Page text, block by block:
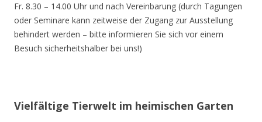
Fr. 8.30 – 14.00 Uhr und nach Vereinbarung (durch Tagungen
oder Seminare kann zeitweise der Zugang zur Ausstellung
behindert werden – bitte informieren Sie sich vor einem
Besuch sicherheitshalber bei uns!)
Vielfältige Tierwelt im heimischen Garten